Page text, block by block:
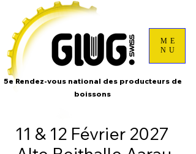
ME
NU
11 & 12 Février 2027
5e Rendez-vous national des producteurs de
boissons